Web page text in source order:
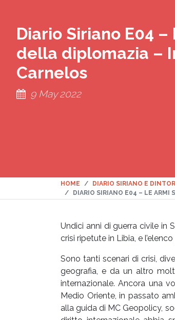
Diario Siriano E04
della diplomazia –
Carnelos
9 May 2022
HOME
DIARIO SIRIANO E
DIARIO SIRIANO E04 – LE ARMI
Undici anni di guerra civile in
crisi ripetute in Libia, e
Sono tanti scenari di crisi,
geografia, e da un altro
internazionale. Ancora una
Medio Oriente, in passato
alla guida di MC Geopolicy,